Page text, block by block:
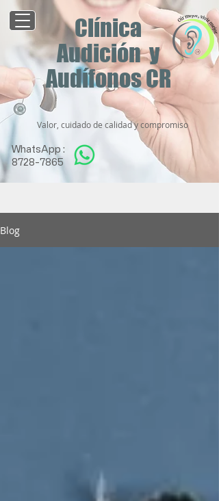
Valor, cuidado de calidad y compromiso
WhatsApp :
8728-7865
Clínica
Audición y
Audífonos CR
Blog